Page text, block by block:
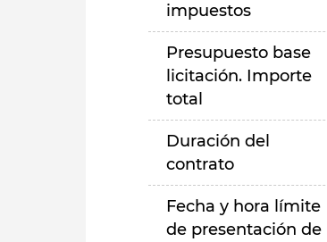
impuestos
Presupuesto base
licitación. Importe
total
Duración del
contrato
Fecha y hora límite
de presentación de